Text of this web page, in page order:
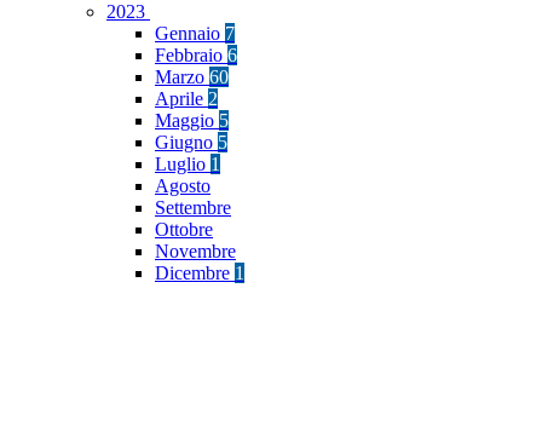
2023
Gennaio 7
Febbraio 6
Marzo 60
Aprile 2
Maggio 5
Giugno 5
Luglio 1
Agosto
Settembre
Ottobre
Novembre
Dicembre 1